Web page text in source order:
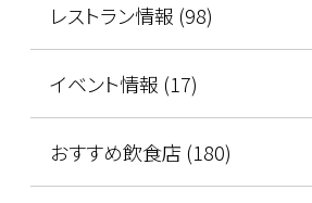
レストラン情報 (98)
イベント情報 (17)
おすすめ飲食店 (180)